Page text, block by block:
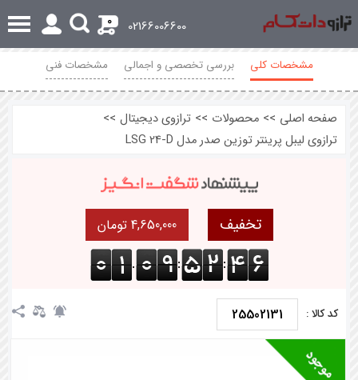
02166006600
0
مشخصات کلی بررسی تخصصی و اجمالی مشخصات فنی
صفحه اصلی >> محصولات >> ترازوی دیجیتال >>
ترازوی لیبل پرینتر توزین صدر مدل LSG 24-D
. : :
تخفیف 4,650,000 تومان
کد کالا : 25502131